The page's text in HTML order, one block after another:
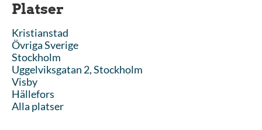
Platser
Kristianstad
Övriga Sverige
Stockholm
Uggelviksgatan 2, Stockholm
Visby
Hällefors
Alla platser